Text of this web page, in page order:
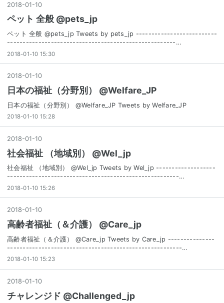
2018-01-10
ペット 全般 @pets_jp
ペット 全般 @pets_jp Tweets by pets_jp --------------------------
------------------------------------------------------…
2018-01-10 15:30
2018-01 -10
日本の福祉（分野別） @Welfare_JP
日本の福祉（分野別） @Welfare_JP Tweets by Welfare_JP
2018-01-10 15:28
2018-01 -10
社会福祉 （地域別） @Wel_jp
社会福祉 （地域別） @Wel_jp Tweets by Wel_jp -------------------
-------------------------------------------------------…
2018-01-10 15:26
2018-01 -10
高齢者福祉（＆介護） @Care_jp
高齢者福祉（＆介護） @Care_jp Tweets by Care_jp ---------------
--------------------------------------------------------…
2018-01-10 15:23
2018-01 -10
チャレンジド @Challenged_jp